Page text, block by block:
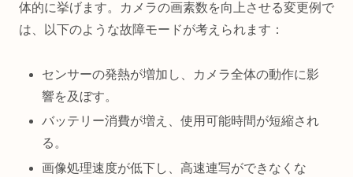
体的に挙げます。カメラの画素数を向上させる変更例で
は、以下のような故障モードが考えられます：
センサーの発熱が増加し、カメラ全体の動作に影
響を及ぼす。
バッテリー消費が増え、使用可能時間が短縮され
る。
画像処理速度が低下し、高速連写ができなくな